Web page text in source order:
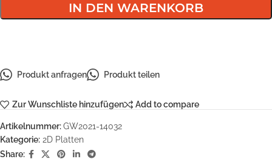
IN DEN WARENKORB
Produkt anfragen Produkt teilen
Zur Wunschliste hinzufügen Add to compare
Artikelnummer:GW2021-14032
Kategorie: 2D Platten
Share: